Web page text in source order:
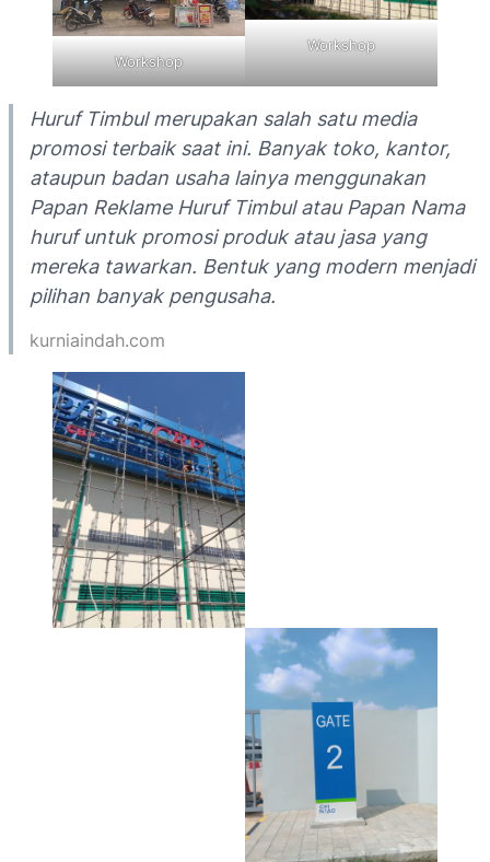
Workshop
Workshop
Huruf Timbul merupakan salah satu media
promosi terbaik saat ini. Banyak toko, kantor,
ataupun badan usaha lainya menggunakan
Papan Reklame Huruf Timbul atau Papan Nama
huruf untuk promosi produk atau jasa yang
mereka tawarkan. Bentuk yang modern menjadi
pilihan banyak pengusaha.
kurniaindah.com